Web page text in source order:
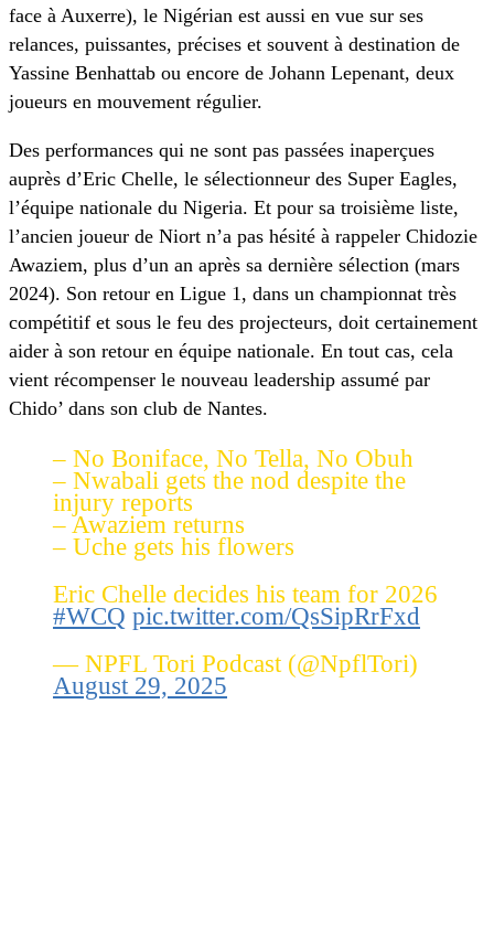
face à Auxerre), le Nigérian est aussi en vue sur ses
relances, puissantes, précises et souvent à destination de
Yassine Benhattab ou encore de Johann Lepenant, deux
joueurs en mouvement régulier.
Des performances qui ne sont pas passées inaperçues
auprès d’Eric Chelle, le sélectionneur des Super Eagles,
l’équipe nationale du Nigeria. Et pour sa troisième liste,
l’ancien joueur de Niort n’a pas hésité à rappeler Chidozie
Awaziem, plus d’un an après sa dernière sélection (mars
2024). Son retour en Ligue 1, dans un championnat très
compétitif et sous le feu des projecteurs, doit certainement
aider à son retour en équipe nationale. En tout cas, cela
vient récompenser le nouveau leadership assumé par
Chido’ dans son club de Nantes.
– No Boniface, No Tella, No Obuh
– Nwabali gets the nod despite the
injury reports
– Awaziem returns
– Uche gets his flowers
Eric Chelle decides his team for 2026
#WCQ pic.twitter.com/QsSipRrFxd
— NPFL Tori Podcast (@NpflTori)
August 29, 2025